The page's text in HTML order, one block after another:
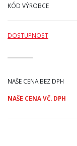
KÓD VÝROBCE
DOSTUPNOST
NAŠE CENA BEZ DPH
NAŠE CENA VČ. DPH